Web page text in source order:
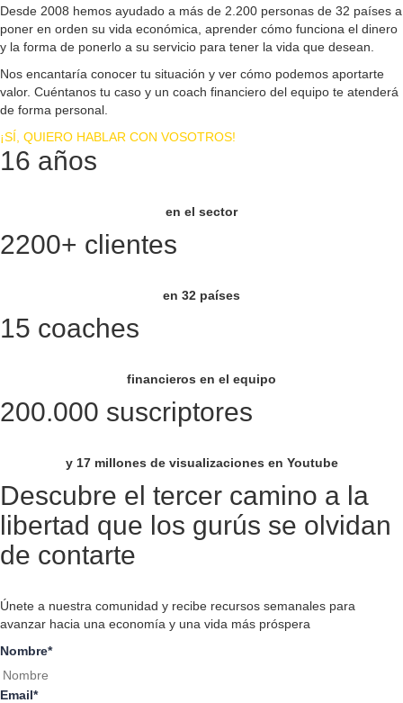
Desde 2008 hemos ayudado a más de 2.200 personas de 32 países a
poner en orden su vida económica, aprender cómo funciona el dinero
y la forma de ponerlo a su servicio para tener la vida que desean.
Nos encantaría conocer tu situación y ver cómo podemos aportarte
valor. Cuéntanos tu caso y un coach financiero del equipo te atenderá
de forma personal.
¡SÍ, QUIERO HABLAR CON VOSOTROS!
16 años
en el sector
2200+ clientes
en 32 países
15 coaches
financieros en el equipo
200.000 suscriptores
y 17 millones de visualizaciones en Youtube
Descubre el tercer camino a la
libertad que los gurús se olvidan
de contarte
Únete a nuestra comunidad y recibe recursos semanales para
avanzar hacia una economía y una vida más próspera
Nombre*
Email*